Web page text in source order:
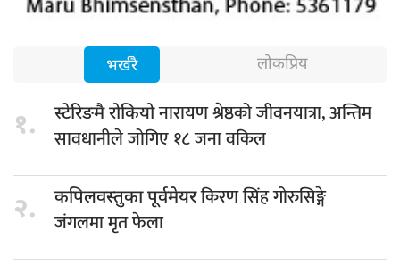
भर्खरै लोकप्रिय
१. स्टेरिङमै रोकियोनारायण श्रेष्ठको जीवनयात्रा, अन्तिम
सावधानीले जोगिए १८ जना वकिल
२. कपिलवस्तुका पूर्वमेयरकिरण सिंह गोरुसिङ्गे
जंगलमा मृत फेला